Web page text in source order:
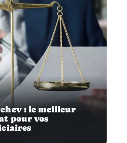
: le meilleur
pour vos